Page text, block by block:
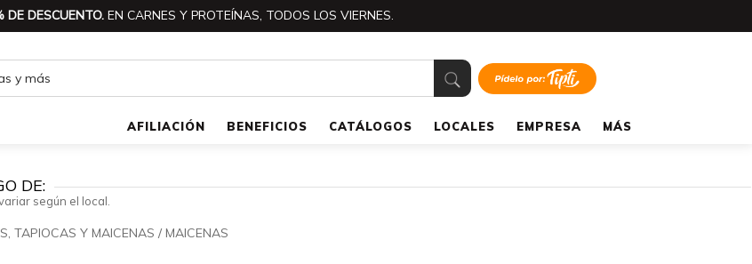
DE DESCUENTO. EN CARNES Y PROTEÍNAS, TODOS LOS VIERNES.
AFILIACIÓN BENEFICIOS CATÁLOGOS LOCALES EMPRESA MÁS
DE:
según el local.
TAPIOCAS Y MAICENAS / MAICENAS